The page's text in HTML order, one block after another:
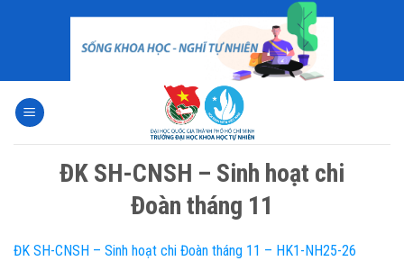
ĐK SH-CNSH – Sinh hoạt chi
Đoàn tháng 11
ĐK SH-CNSH – Sinh hoạt chi Đoàn tháng 11 – HK1-NH25-26